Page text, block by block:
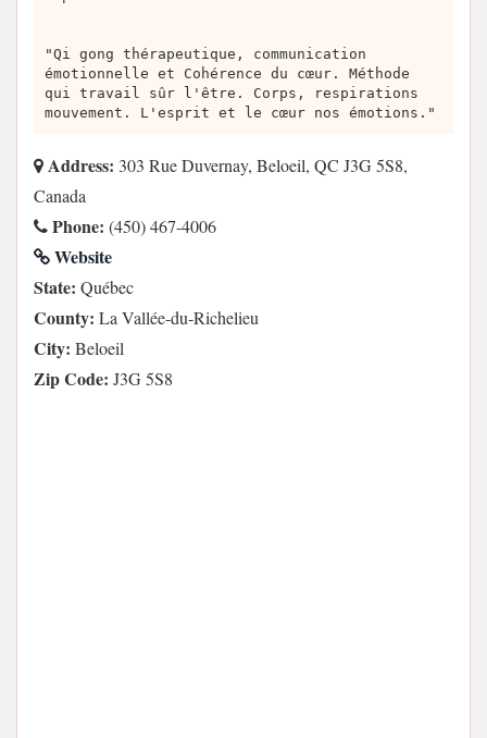
"Qi gong thérapeutique, communication
émotionnelle et Cohérence du cœur. Méthode
qui travail sûr l'être. Corps, respirations
mouvement. L'esprit et le cœur nos émotions."
Address: 303 Rue Duvernay, Beloeil, QC J3G 5S8,
Canada
Phone: (450) 467-4006
Website
State: Québec
County: La Vallée-du-Richelieu
City: Beloeil
Zip Code: J3G 5S8